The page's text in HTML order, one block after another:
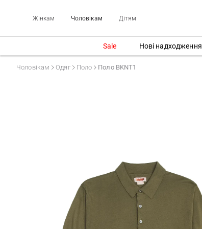
Жінкам Чоловікам Дітям
Sale Нові надходження
Чоловікам Одяг Поло Поло BKNT1